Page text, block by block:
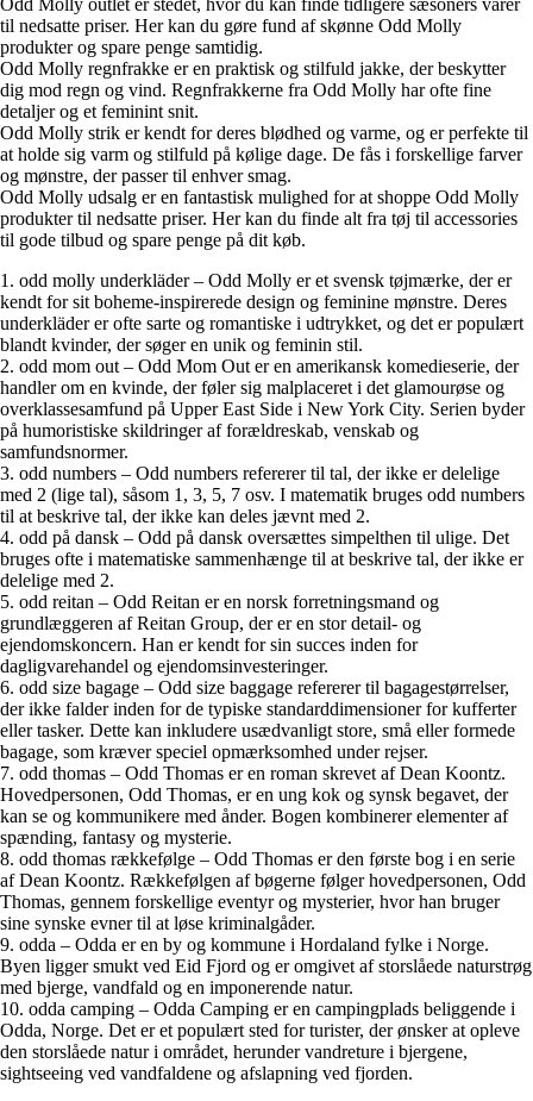
til nedsatte priser. Her kan du gøre fund af skønne Odd Molly
produkter og spare penge samtidig.
Odd Molly regnfrakke er en praktisk og stilfuld jakke, der beskytter
dig mod regn og vind. Regnfrakkerne fra Odd Molly har ofte fine
detaljer og et feminint snit.
Odd Molly strik er kendt for deres blødhed og varme, og er perfekte til
at holde sig varm og stilfuld på kølige dage. De fås i forskellige farver
og mønstre, der passer til enhver smag.
Odd Molly udsalg er en fantastisk mulighed for at shoppe Odd Molly
produkter til nedsatte priser. Her kan du finde alt fra tøj til accessories
til gode tilbud og spare penge på dit køb.
1. odd molly underkläder – Odd Molly er et svensk tøjmærke, der er
kendt for sit boheme-inspirerede design og feminine mønstre. Deres
underkläder er ofte sarte og romantiske i udtrykket, og det er populært
blandt kvinder, der søger en unik og feminin stil.
2. odd mom out – Odd Mom Out er en amerikansk komedieserie, der
handler om en kvinde, der føler sig malplaceret i det glamourøse og
overklassesamfund på Upper East Side i New York City. Serien byder
på humoristiske skildringer af forældreskab, venskab og
samfundsnormer.
3. odd numbers – Odd numbers refererer til tal, der ikke er delelige
med 2 (lige tal), såsom 1, 3, 5, 7 osv. I matematik bruges odd numbers
til at beskrive tal, der ikke kan deles jævnt med 2.
4. odd på dansk – Odd på dansk oversættes simpelthen til ulige. Det
bruges ofte i matematiske sammenhænge til at beskrive tal, der ikke er
delelige med 2.
5. odd reitan – Odd Reitan er en norsk forretningsmand og
grundlæggeren af Reitan Group, der er en stor detail- og
ejendomskoncern. Han er kendt for sin succes inden for
dagligvarehandel og ejendomsinvesteringer.
6. odd size bagage – Odd size baggage refererer til bagagestørrelser,
der ikke falder inden for de typiske standarddimensioner for kufferter
eller tasker. Dette kan inkludere usædvanligt store, små eller formede
bagage, som kræver speciel opmærksomhed under rejser.
7. odd thomas – Odd Thomas er en roman skrevet af Dean Koontz.
Hovedpersonen, Odd Thomas, er en ung kok og synsk begavet, der
kan se og kommunikere med ånder. Bogen kombinerer elementer af
spænding, fantasy og mysterie.
8. odd thomas rækkefølge – Odd Thomas er den første bog i en serie
af Dean Koontz. Rækkefølgen af bøgerne følger hovedpersonen, Odd
Thomas, gennem forskellige eventyr og mysterier, hvor han bruger
sine synske evner til at løse kriminalgåder.
9. odda – Odda er en by og kommune i Hordaland fylke i Norge.
Byen ligger smukt ved Eid Fjord og er omgivet af storslåede naturstrøg
med bjerge, vandfald og en imponerende natur.
10. odda camping – Odda Camping er en campingplads beliggende i
Odda, Norge. Det er et populært sted for turister, der ønsker at opleve
den storslåede natur i området, herunder vandreture i bjergene,
sightseeing ved vandfaldene og afslapning ved fjorden.